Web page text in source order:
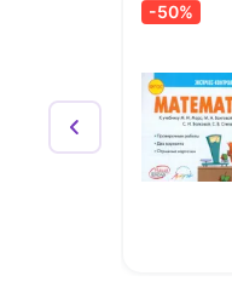
-50%